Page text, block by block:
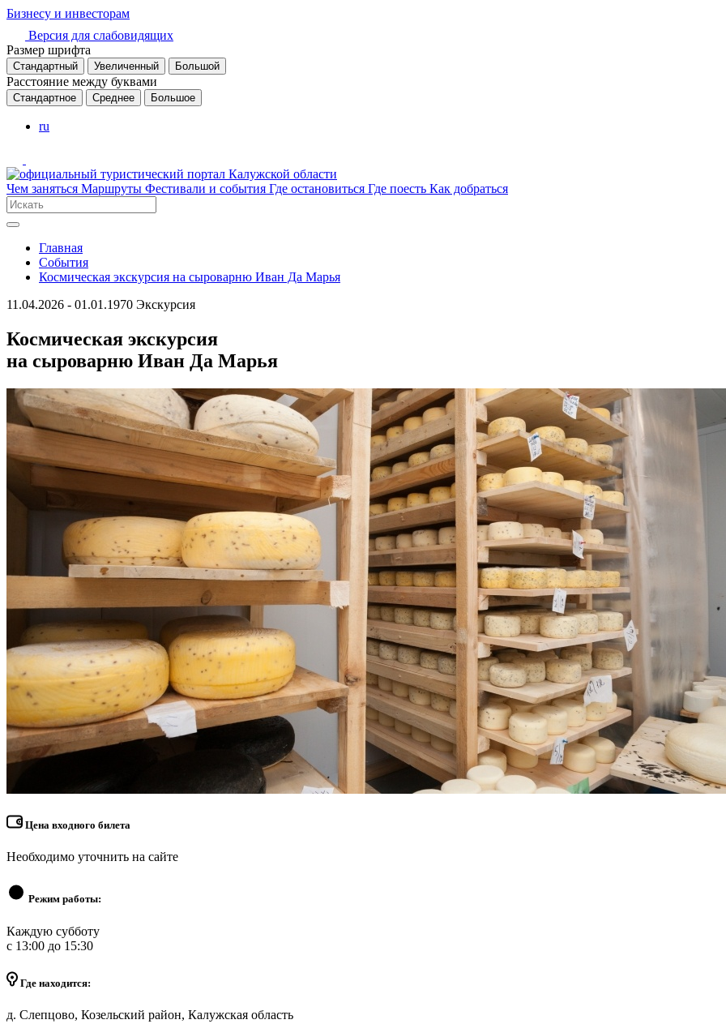
Бизнесу и инвесторам
Версия для слабовидящих
Размер шрифта
Стандартный Увеличенный Большой
Расстояние между буквами
Стандартное Среднее Большое
ru
Чем заняться Маршруты Фестивали и события Где остановиться Где поесть Как добраться
Главная
События
Космическая экскурсия на сыроварню Иван Да Марья
11.04.2026 - 01.01.1970 Экскурсия
Космическая экскурсия
на сыроварню Иван Да Марья
Цена входного билета
Необходимо уточнить на сайте
Режим работы:
Каждую субботу
с 13:00 до 15:30
Где находится:
д. Слепцово, Козельский район, Калужская область